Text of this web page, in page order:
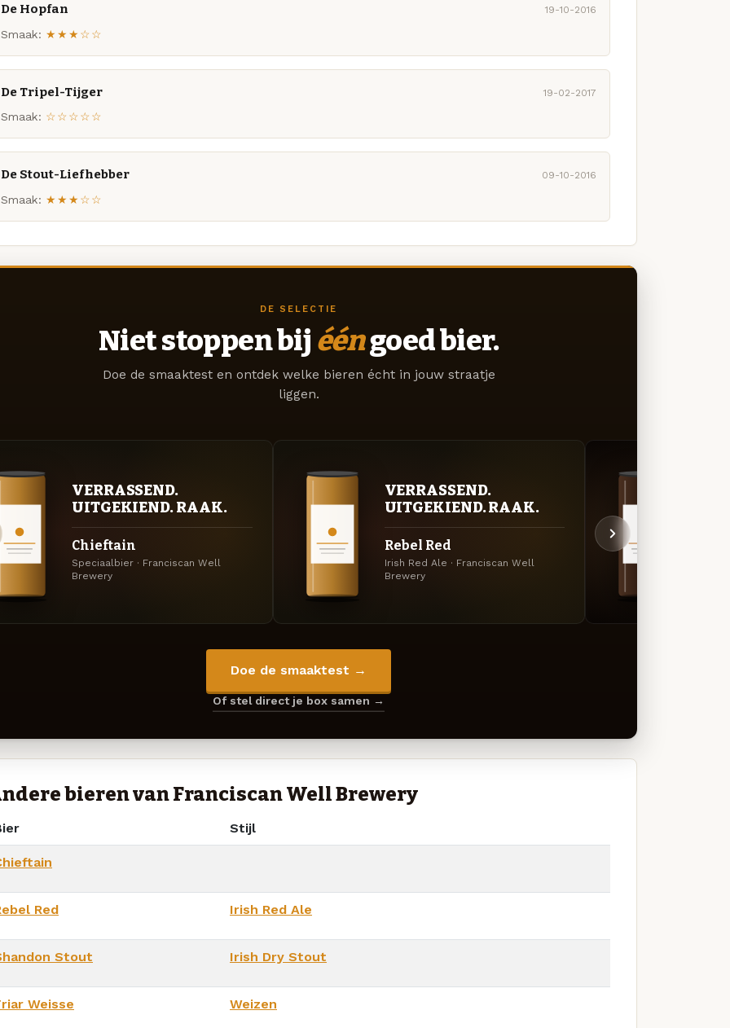
De Hopfan 19-10-2016
Smaak: ★★★☆☆
De Tripel-Tijger 19-02-2017
Smaak: ☆☆☆☆☆
De Stout-Liefhebber 09-10-2016
Smaak: ★★★☆☆
DE SELECTIE
Niet stoppen bij ééngoed bier.
Doe de smaaktest en ontdek welke bieren écht in jouw straatje
liggen.
VERRASSEND.
UITGEKIEND. RAAK.
Chieftain
Speciaalbier · Franciscan Well
Brewery
VERRASSEND.
UITGEKIEND. RAAK.
Rebel Red
Irish Red Ale · Franciscan Well
Brewery
Doe de smaaktest →
Of stel direct je box samen →
bieren van Franciscan Well Brewery
Stijl
Red Irish Red Ale
Stout Irish Dry Stout
Weisse Weizen